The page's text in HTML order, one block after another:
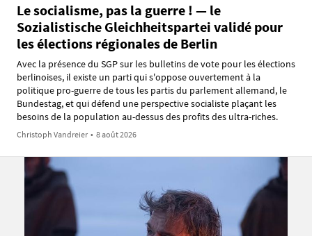
Le socialisme, pas la guerre ! — le
Sozialistische Gleichheitspartei validé pour
les élections régionales de Berlin
Avec la présence du SGP sur les bulletins de vote pour les élections
berlinoises, il existe un parti qui s'oppose ouvertement à la
politique pro-guerre de tous les partis du parlement allemand, le
Bundestag, et qui défend une perspective socialiste plaçant les
besoins de la population au-dessus des profits des ultra-riches.
Christoph Vandreier • 8 août 2026